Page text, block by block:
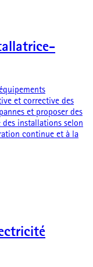
et corrective des
et proposer des
installations selon
continue et à la